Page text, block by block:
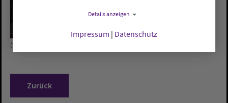
(v.l.n.r.) Eduard Schumacher, Florian Isensee und Ralph Hennings.
Zurück
Details anzeigen
Impressum | Datenschutz